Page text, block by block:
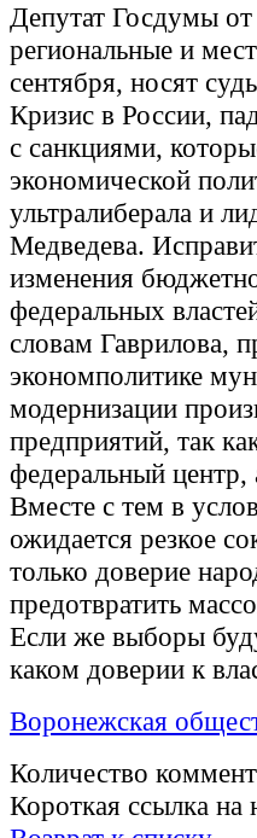
Депутат Госдумы
региональные и
сентября, носят
Кризис в России,
с санкциями,
экономической
ультралиберала и
Медведева.
изменения
федеральных
словам Гаврилова,
экономполитике
модернизации
предприятий, так
федеральный центр,
Вместе с тем в
ожидается резкое
только доверие
предотвратить
Если же выборы
каком доверии к
Воронежская
Количество
Короткая ссылка на